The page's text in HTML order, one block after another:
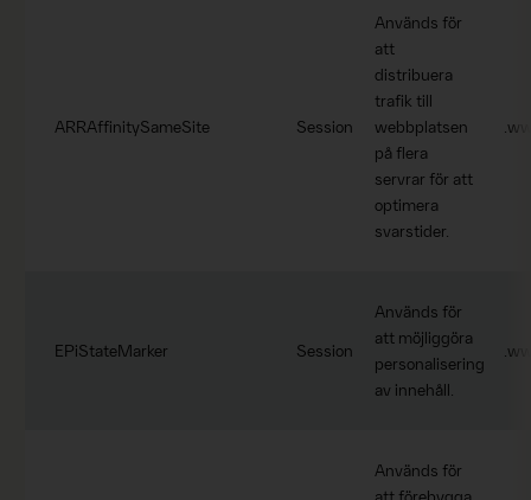
ARRAffinitySameSite Session
Används för
att
distribuera
trafik till
webbplatsen
på flera
servrar för att
optimera
svarstider.
EPiStateMarker Session
Används för
att möjliggöra
personalisering
av innehåll.
Används för